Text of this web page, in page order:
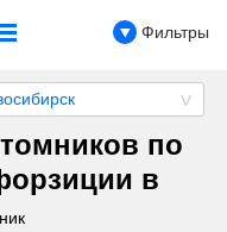
Фильтры
по
в